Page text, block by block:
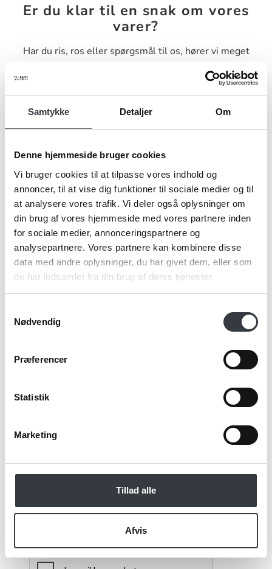
Samtykke Detaljer Om
Denne hjemmeside bruger cookies
Vi bruger cookies til at tilpasse vores indhold og
annoncer, til at vise dig funktioner til sociale medier og til
at analysere vores trafik. Vi deler også oplysninger om
din brug af vores hjemmeside med vores partnere inden
for sociale medier, annonceringspartnere og
analysepartnere. Vores partnere kan kombinere disse
data med andre oplysninger, du har givet dem, eller som
de har indsamlet fra din brug af deres tjenester.
Nødvendig
Præferencer
Statistik
Marketing
Tillad alle
Afvis
Er du klar til en snak om vores
varer?
Har du ris, ros eller spørgsmål til os, hører vi meget
gerne fra dig. Udfyld nedenstående kontaktformular og
send den til os, så vender vi tilbage til dig hurtigst muligt.
Firma*
Telefonnr.*
Email*
specialistenspersondatapolitik. *
*Obligatorisk